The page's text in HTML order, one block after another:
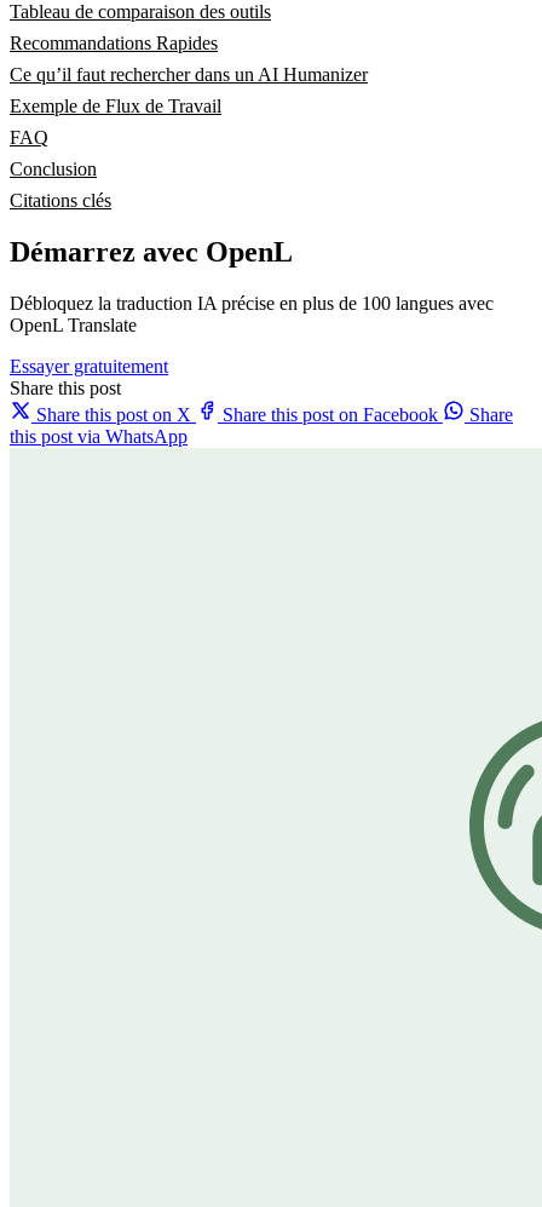
Tableau de comparaison des outils
Recommandations Rapides
Ce qu’il faut rechercher dans un AI Humanizer
Exemple de Flux de Travail
FAQ
Conclusion
Citations clés
Démarrez avec OpenL
Débloquez la traduction IA précise en plus de 100 langues avec
OpenL Translate
Essayer gratuitement
Share this post
Share this post on X
Share this post on Facebook
Share
this post via WhatsApp